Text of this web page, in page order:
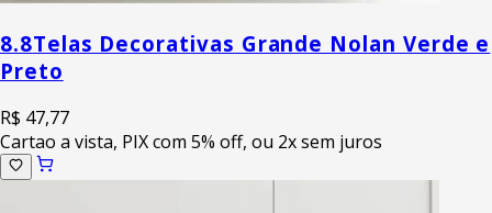
8.8Telas Decorativas Grande Nolan Verde e
Preto
R$ 47,77
Cartao a vista, PIX com 5% off, ou 2x sem juros